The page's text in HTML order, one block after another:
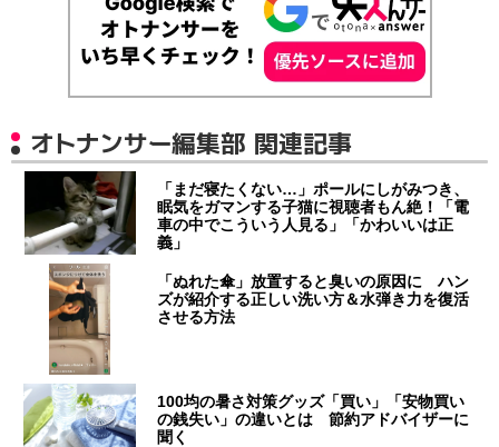
オトナンサー編集部 関連記事
「まだ寝たくない…」ポールにしがみつき、
眠気をガマンする子猫に視聴者もん絶！「電
車の中でこういう人見る」「かわいいは正
義」
「ぬれた傘」放置すると臭いの原因に ハン
ズが紹介する正しい洗い方＆水弾き力を復活
させる方法
100均の暑さ対策グッズ「買い」「安物買い
の銭失い」の違いとは 節約アドバイザーに
聞く